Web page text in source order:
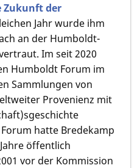
Zukunft der
Jahr wurde ihm
an der Humboldt-
Im seit 2020
Humboldt Forum im
Sammlungen von
Provenienz mit
hatte Bredekamp
öffentlich
vor der Kommission